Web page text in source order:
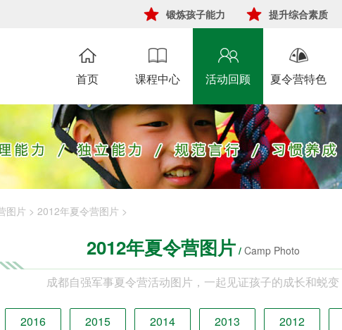
锻炼孩子能力 提升综合素质
首页 课程中心 活动回顾 夏令营特色
图片 > 2012年夏令营图片 >
2012年夏令营图片 / Camp Photo
成都自强军事夏令营活动图片，一起见证孩子的成长和蜕变
2016 2015 2014 2013 2012